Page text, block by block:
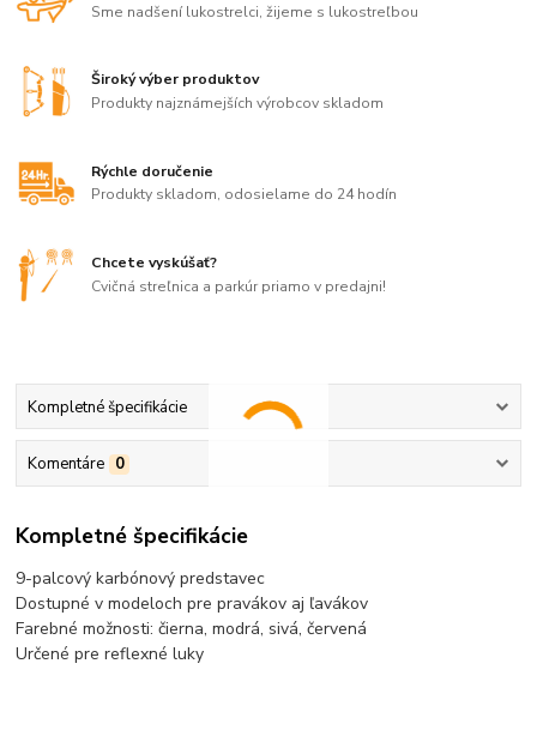
Sme nadšení lukostrelci, žijeme s lukostreľbou
Široký výber produktov
Produkty najznámejších výrobcov skladom
Rýchle doručenie
Produkty skladom, odosielame do 24 hodín
Chcete vyskúšať?
Cvičná streľnica a parkúr priamo v predajni!
Kompletné špecifikácie
Komentáre 0
Kompletné špecifikácie
9-palcový karbónový predstavec
Dostupné v modeloch pre pravákov aj ľavákov
Farebné možnosti: čierna, modrá, sivá, červená
Určené pre reflexné luky